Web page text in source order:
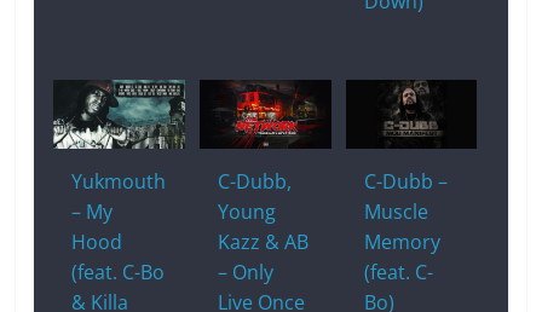
Yukmouth
– My
Hood
(feat. C-Bo
& Killa
C-Dubb,
Young
Kazz & AB
– Only
Live Once
C-Dubb –
Muscle
Memory
(feat. C-
Bo)